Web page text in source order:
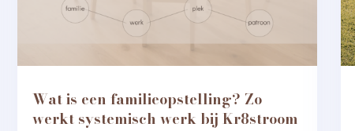
Wat is een familieopstelling? Zo
werkt systemisch werk bij Kr8stroom